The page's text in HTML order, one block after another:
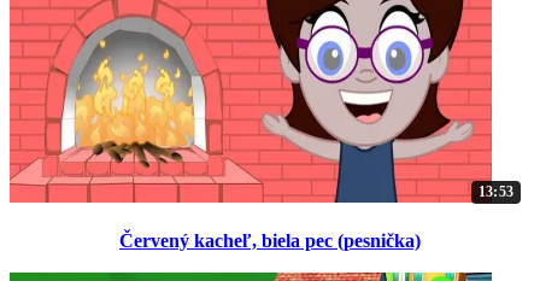
13:53
Červený kacheľ, biela pec (pesnička)